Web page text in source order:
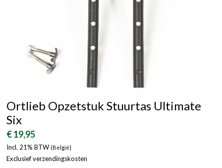
Ortlieb Opzetstuk Stuurtas Ultimate
Six
€ 19,95
Incl. 21% BTW (België}
Exclusief verzendingskosten